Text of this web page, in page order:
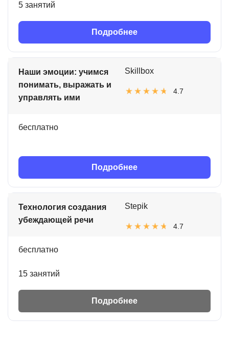
5 занятий
Подробнее
Наши эмоции: учимся
понимать, выражать и
управлять ими
Skillbox
4.7
бесплатно
Подробнее
Технология создания
убеждающей речи
Stepik
4.7
бесплатно
15 занятий
Подробнее